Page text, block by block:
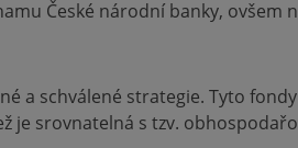
České národní banky,
a schválené strategie. Tyto
je srovnatelná s tzv.